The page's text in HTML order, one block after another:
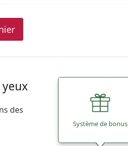
yeux
des
Système de bonus